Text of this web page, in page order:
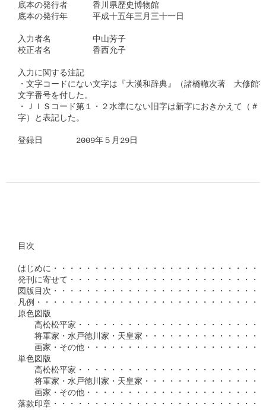
底本の発行者　　　香川県歴史博物館
底本の発行年　　　平成十五年三月三十一日
入力者名　　　　　中山芳子
校正者名　　　　　香西允子
入力に関する注記
・文字コードにない文字は『大漢和辞典』（諸橋轍次著　大修館
文字番号を付した。
・ＪＩＳコード第１・２水準にない旧字は新字におきかえて（＃
字）と表記した。
登録日　　　　2009年５月29日
目次
はじめに・・・・・・・・・・・・・・・・・・・・・・・・・
発刊に寄せて・・・・・・・・・・・・・・・・・・・・・・・
図版目次・・・・・・・・・・・・・・・・・・・・・・・・・
凡例・・・・・・・・・・・・・・・・・・・・・・・・・・・
原色図版
高松松平家・・・・・・・・・・・・・・・・・・・・・・
将軍家・水戸徳川家・天皇家・・・・・・・・・・・・・・
画家・その他・・・・・・・・・・・・・・・・・・・・・
単色図版
高松松平家・・・・・・・・・・・・・・・・・・・・・・
将軍家・水戸徳川家・天皇家・・・・・・・・・・・・・・
画家・その他・・・・・・・・・・・・・・・・・・・・・
落款印章・・・・・・・・・・・・・・・・・・・・・・・・・